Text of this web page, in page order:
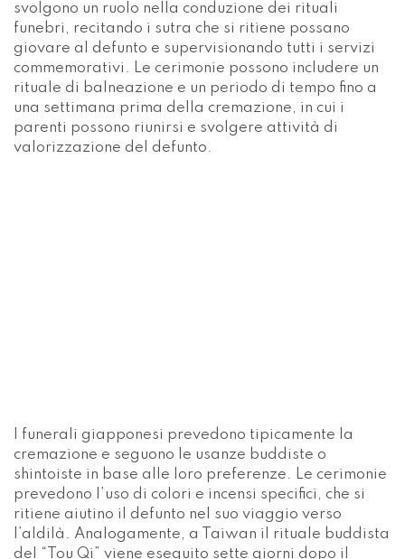
svolgono un ruolo nella conduzione dei rituali
funebri, recitando i sutra che si ritiene possano
giovare al defunto e supervisionando tutti i servizi
commemorativi. Le cerimonie possono includere un
rituale di balneazione e un periodo di tempo fino a
una settimana prima della cremazione, in cui i
parenti possono riunirsi e svolgere attività di
valorizzazione del defunto.
Pratiche indigene nelle Americhe
Le comunità native americane presentano un’ampia
gamma di tradizioni funebri che sono
profondamente radicate nella loro vita culturale e
spirituale. La morte è spesso vista come una parte
naturale della vita, con pratiche che variano